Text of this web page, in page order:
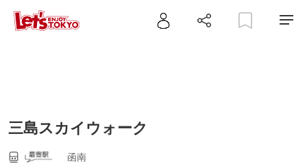
三島スカイウォーク
函南